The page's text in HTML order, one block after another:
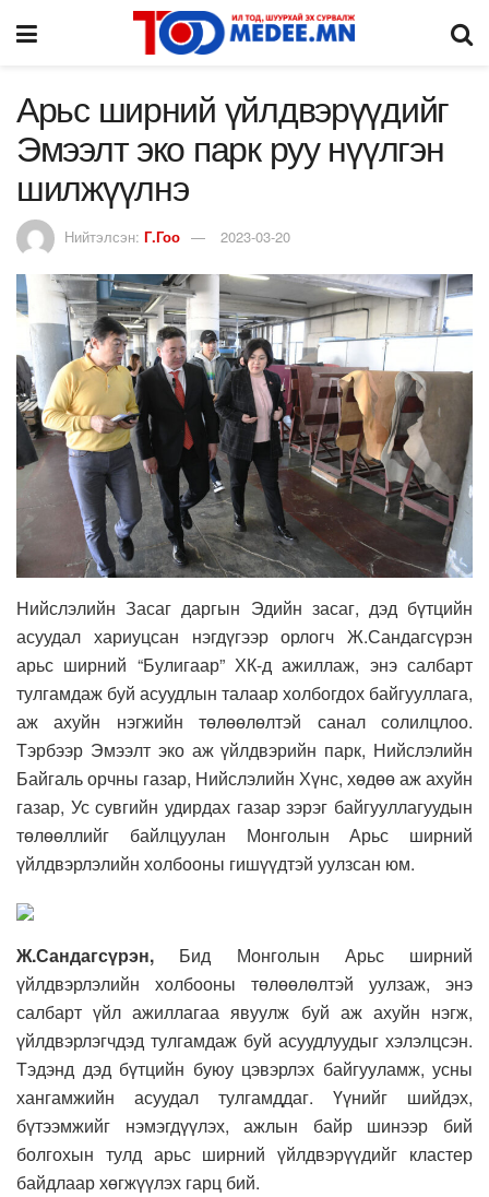
Арьс ширний үйлдвэрүүдийг
Эмээлт эко парк руу нүүлгэн
шилжүүлнэ
Нийтэлсэн: Г.Гоо 2023-03-20
Нийслэлийн Засаг даргын Эдийн засаг, дэд бүтцийн
асуудал хариуцсан нэгдүгээр орлогч Ж.Сандагсүрэн
арьс ширний “Булигаар” ХК-д ажиллаж, энэ салбарт
тулгамдаж буй асуудлын талаар холбогдох байгууллага,
аж ахуйн нэгжийн төлөөлөлтэй санал солилцлоо.
Тэрбээр Эмээлт эко аж үйлдвэрийн парк, Нийслэлийн
Байгаль орчны газар, Нийслэлийн Хүнс, хөдөө аж ахуйн
газар, Ус сувгийн удирдах газар зэрэг байгууллагуудын
төлөөллийг байлцуулан Монголын Арьс ширний
үйлдвэрлэлийн холбооны гишүүдтэй уулзсан юм.
Ж.Сандагсүрэн, Бид Монголын Арьс ширний
үйлдвэрлэлийн холбооны төлөөлөлтэй уулзаж, энэ
салбарт үйл ажиллагаа явуулж буй аж ахуйн нэгж,
үйлдвэрлэгчдэд тулгамдаж буй асуудлуудыг хэлэлцсэн.
Тэдэнд дэд бүтцийн буюу цэвэрлэх байгууламж, усны
хангамжийн асуудал тулгамддаг. Үүнийг шийдэх,
бүтээмжийг нэмэгдүүлэх, ажлын байр шинээр бий
болгохын тулд арьс ширний үйлдвэрүүдийг кластер
байдлаар хөгжүүлэх гарц бий.